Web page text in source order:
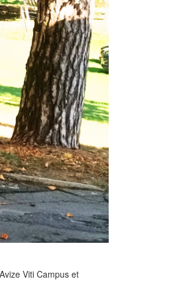
Viti Campus et